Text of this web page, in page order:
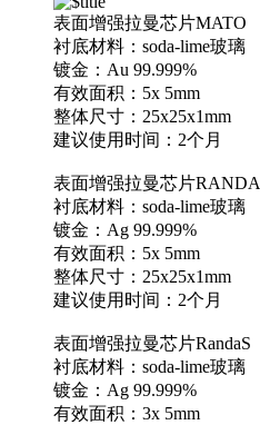
表面增强拉曼芯片MATO
衬底材料：soda-lime玻璃
镀金：Au 99.999%
有效面积：5x 5mm
整体尺寸：25x25x1mm
建议使用时间：2个月
表面增强拉曼芯片RANDA
衬底材料：soda-lime玻璃
镀金：Ag 99.999%
有效面积：5x 5mm
整体尺寸：25x25x1mm
建议使用时间：2个月
表面增强拉曼芯片RandaS
衬底材料：soda-lime玻璃
镀金：Ag 99.999%
有效面积：3x 5mm